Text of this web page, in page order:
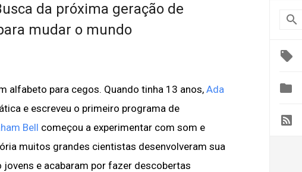
da próxima geração de
mudar o mundo
alfabeto para cegos. Quando tinha 13 anos, Ada
e escreveu o primeiro programa de
Bell começou a experimentar com som e
muitos grandes cientistas desenvolveram sua
e acabaram por fazer descobertas
